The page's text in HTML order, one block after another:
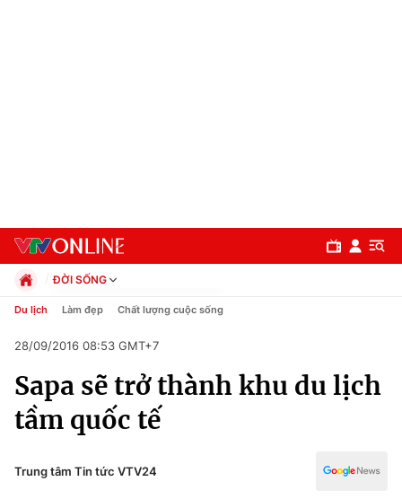
Chuyên mục
Chính trị
ĐỜI SỐNG
Chính trị
Pháp luật
Kinh tế
Thể thao
Truyền hình
Y tế
Du lịch Làm đẹp Chất lượng cuộc sống
28/09/2016 08:53 GMT+7
Sapa sẽ trở thành khu du lịch
tầm quốc tế
Trung tâm Tin tức VTV24